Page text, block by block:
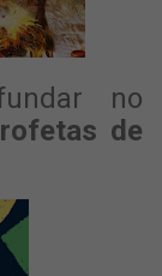
no
de